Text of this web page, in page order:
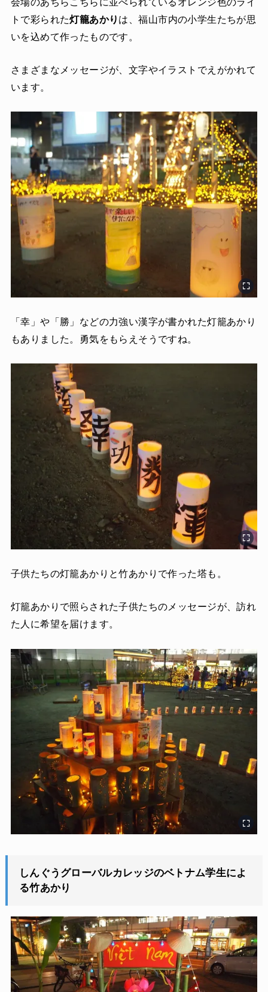
トで彩られた灯籠あかり は、福山市内の小学生たちが思
いを込めて作ったものです。
さまざまなメッセージが、文字やイラストでえがかれて
います。
「幸」や「勝」などの力強い漢字が書かれた灯籠あかり
もありました。勇気をもらえそうですね。
子供たちの灯籠あかりと竹あかりで作った塔も。
灯籠あかりで照らされた子供たちのメッセージが、訪れ
た人に希望を届けます。
しんぐうグローバルカレッジのベトナム学生によ
る竹あかり